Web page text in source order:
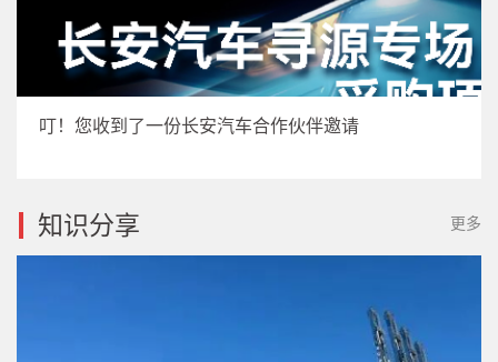
叮！您收到了一份长安汽车合作伙伴邀请
知识分享 更多